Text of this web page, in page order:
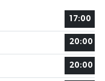
17:00
20:00
20:00